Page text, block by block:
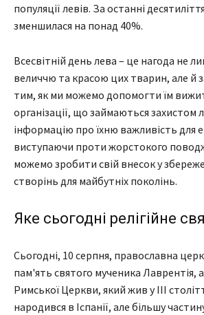
популяції левів. За останні
зменшилася на понад 40%.
Всесвітній день лева – це нагода не
величчю та красою цих тварин, але й
тим, як ми можемо допомогти їм
організації, що займаються
інформацію про їхню важливість для
виступаючи проти жорстокого
можемо зробити свій внесок у
створінь для майбутніх поколінь.
Яке сьогодні релігійне
Сьогодні, 10 серпня, православна
пам'ять святого мученика Лаврентія,
Римської Церкви, який жив у III
народився в Іспанії, але більшу